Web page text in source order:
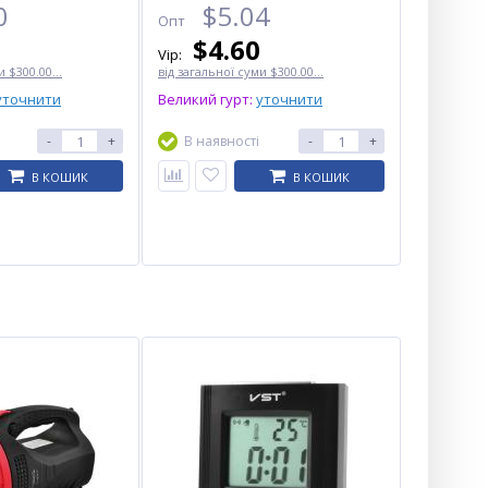
багатофункціональна,
Vip: $13.50
$300.00...
- +
В КОШИК
Опт $5.04
Vip: $4.60
від загальної суми $300.00...
Великий гурт: уточнити
В наявності - +
В КОШИК